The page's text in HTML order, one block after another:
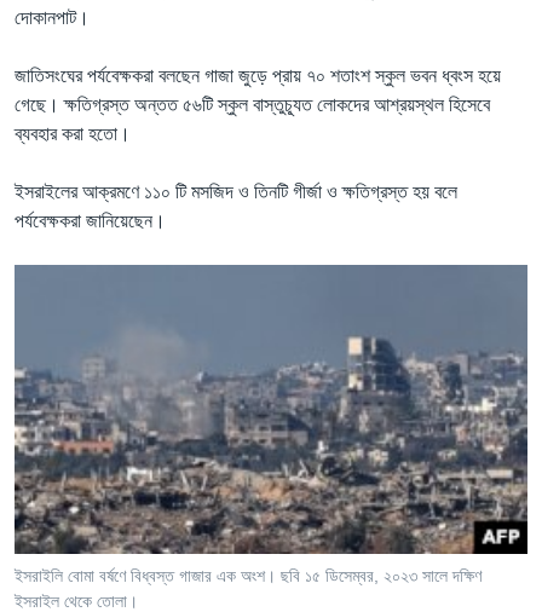
দোকানপাট।
জাতিসংঘের পর্যবেক্ষকরা বলছেন গাজা জুড়ে প্রায় ৭০ শতাংশ স্কুল ভবন ধ্বংস হয়ে
গেছে। ক্ষতিগ্রস্ত অন্তত ৫৬টি স্কুল বাস্তুচ্যূত লোকদের আশ্রয়স্থল হিসেবে
ব্যবহার করা হতো।
ইসরাইলের আক্রমণে ১১০ টি মসজিদ ও তিনটি গীর্জা ও ক্ষতিগ্রস্ত হয় বলে
পর্যবেক্ষকরা জানিয়েছেন।
ইসরাইলি বোমা বর্ষণে বিধ্বস্ত গাজার এক অংশ। ছবি ১৫ ডিসেম্বর, ২০২৩ সালে দক্ষিণ
ইসরাইল থেকে তোলা।